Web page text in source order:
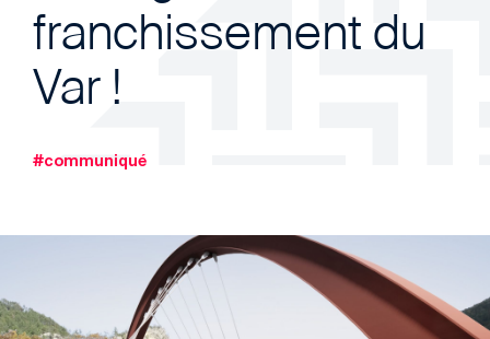
franchissement du
Var !
#communiqué